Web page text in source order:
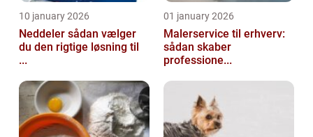
10 january 2026
Neddeler sådan vælger
du den rigtige løsning til
...
01 january 2026
Malerservice til erhverv:
sådan skaber
professione...